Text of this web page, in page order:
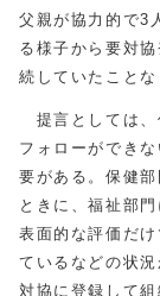
父親が協力的で3
る様子から要対
続していたこと
提言としては、
フォローができ
要がある。保健
ときに、福祉部
表面的な評価だ
ているなどの状
対協に登録して